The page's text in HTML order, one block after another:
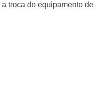
troca do equipamento de